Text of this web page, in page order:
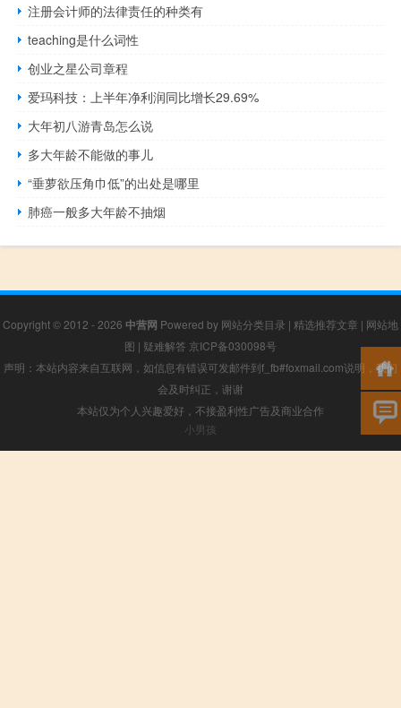
注册会计师的法律责任的种类有
teaching是什么词性
创业之星公司章程
爱玛科技：上半年净利润同比增长29.69%
大年初八游青岛怎么说
多大年龄不能做的事儿
“垂萝欲压角巾低”的出处是哪里
肺癌一般多大年龄不抽烟
Copyright © 2012 - 2026 中营网 Powered by 网站分类目录 | 精选推荐文章 | 网站地
图 | 疑难解答 京ICP备030098号
声明：本站内容来自互联网，如信息有错误可发邮件到f_fb#foxmail.com说明，我们
会及时纠正，谢谢
本站仅为个人兴趣爱好，不接盈利性广告及商业合作
小男孩